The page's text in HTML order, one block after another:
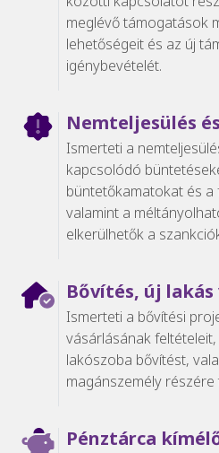
meglévő támogatások
lehetőségeit és az új
igénybevételét.
Nemteljesülés
Ismerteti a
kapcsolódó
büntetőkamatokat és
valamint a
elkerülhetők a
Bővítés, új lakás
Ismerteti a bővítési
vásárlásának
lakószoba bővítést,
magánszemély
Pénztárca